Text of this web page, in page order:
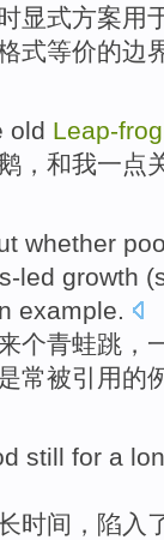
显式方案用
式等价的边
old Leap-frog
，和我一点
whether
led growth
example.
个青蛙跳，
常被引用的
still for a
时间 ， 陷入